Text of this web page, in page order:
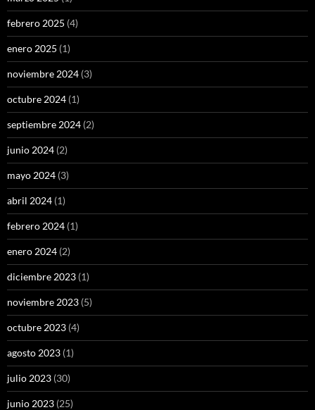
febrero 2025 (4)
enero 2025 (1)
noviembre 2024 (3)
octubre 2024 (1)
septiembre 2024 (2)
junio 2024 (2)
mayo 2024 (3)
abril 2024 (1)
febrero 2024 (1)
enero 2024 (2)
diciembre 2023 (1)
noviembre 2023 (5)
octubre 2023 (4)
agosto 2023 (1)
julio 2023 (30)
junio 2023 (25)